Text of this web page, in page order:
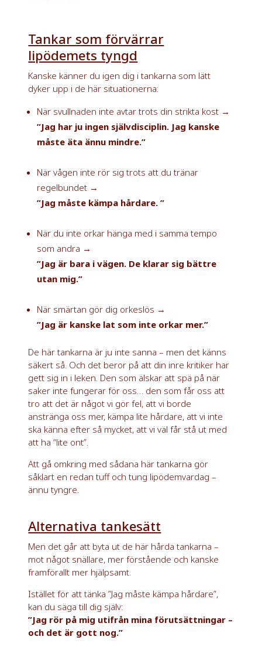
Tankar som förvärrar
lipödemets tyngd
Kanske känner du igen dig i tankarna som lätt
dyker upp i de här situationerna:
När svullnaden inte avtar trots din strikta kost →
”Jag har ju ingen självdisciplin. Jag kanske
måste äta ännu mindre.”
När vågen inte rör sig trots att du tränar
regelbundet →
”Jag måste kämpa hårdare. ”
När du inte orkar hänga med i samma tempo
som andra →
”Jag är bara i vägen. De klarar sig bättre
utan mig.”
När smärtan gör dig orkeslös →
”Jag är kanske lat som inte orkar mer.”
De här tankarna är ju inte sanna – men det känns
säkert så. Och det beror på att din inre kritiker har
gett sig in i leken. Den som älskar att spä på när
saker inte fungerar för oss… den som får oss att
tro att det är något vi gör fel, att vi borde
anstränga oss mer, kämpa lite hårdare, att vi inte
ska känna efter så mycket, att vi väl får stå ut med
att ha “lite ont”.
Att gå omkring med sådana här tankarna gör
såklart en redan tuff och tung lipödemvardag –
ännu tyngre.
Alternativa tankesätt
Men det går att byta ut de här hårda tankarna –
mot något snällare, mer förstående och kanske
framförallt mer hjälpsamt.
Istället för att tänka ”Jag måste kämpa hårdare”,
kan du säga till dig själv:
”Jag rör på mig utifrån mina förutsättningar –
och det är gott nog.”